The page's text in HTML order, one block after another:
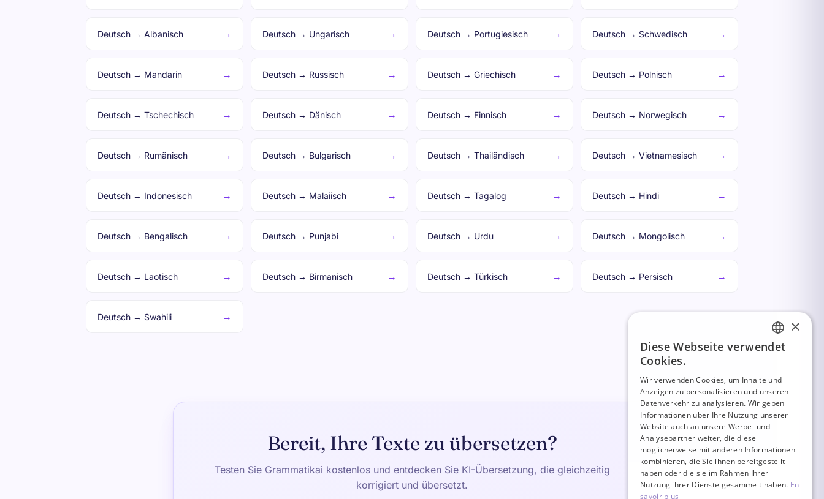
Deutsch → Albanisch → Deutsch → Ungarisch → Deutsch → Portugiesisch → Deutsch → Schwedisch →
Deutsch → Mandarin → Deutsch → Russisch → Deutsch → Griechisch → Deutsch → Polnisch →
Deutsch → Tschechisch → Deutsch → Dänisch → Deutsch → Finnisch → Deutsch → Norwegisch →
Deutsch → Rumänisch → Deutsch → Bulgarisch → Deutsch → Thailändisch → Deutsch → Vietnamesisch →
Deutsch → Indonesisch → Deutsch → Malaiisch → Deutsch → Tagalog → Deutsch → Hindi →
Deutsch → Bengalisch → Deutsch → Punjabi → Deutsch → Urdu → Deutsch → Mongolisch →
Deutsch → Laotisch → Deutsch → Birmanisch → Deutsch → Türkisch → Deutsch → Persisch →
Deutsch → Swahili →
Bereit, Ihre Texte zu übersetzen?
Testen Sie Grammatikai kostenlos und entdecken Sie KI-Übersetzung, die gleichzeitig
korrigiert und übersetzt.
FRENCH
GERMAN
ENGLISH
×
Diese Webseite verwendet
Cookies.
Wir verwenden Cookies, um Inhalte und
Anzeigen zu personalisieren und unseren
Datenverkehr zu analysieren. Wir geben
Informationen über Ihre Nutzung unserer
Website auch an unsere Werbe- und
Analysepartner weiter, die diese
möglicherweise mit anderen Informationen
kombinieren, die Sie ihnen bereitgestellt
haben oder die sie im Rahmen Ihrer
Nutzung ihrer Dienste gesammelt haben. En
savoir plus